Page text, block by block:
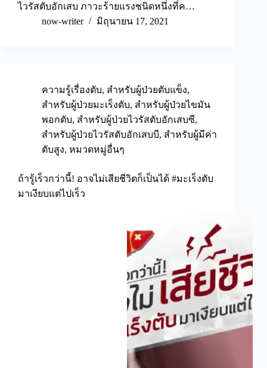
ไวรัสตับอักเสบ ภาวะร้ายแรงชนิดหนึ่งที่ค…
now-writer
มิถุนายน 17, 2021
ความรู้เรื่องตับ, สำหรับผู้ป่วยตับแข็ง,
สำหรับผู้ป่วยมะเร็งตับ, สำหรับผู้ป่วยไขมัน
พอกตับ, สำหรับผู้ป่วยไวรัสตับอักเสบซี,
สำหรับผู้ป่วยไวรัสตับอักเสบบี, สำหรับผู้มีค่า
ตับสูง, หมวดหมู่อื่นๆ
ถ้ารู้เร็วกว่านี้! อาจไม่เสียชีวิตก็เป็นได้ #มะเร็งตับ
มาเงียบแต่ไปเร็ว